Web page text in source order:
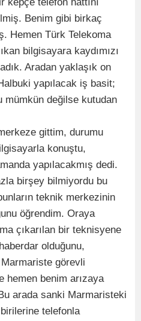
Benim gibi birkaç
Hemen Türk Telekoma
bilgisayara kaydımızı
Aradan yaklaşık on
yapılacak iş basit;
mümkün değilse kutudan
gittim, durumu
konuştu,
yapılacakmış dedi.
birşey bilmiyordu bu
teknik merkezinin
öğrendim. Oraya
çıkarılan bir teknisyene
olduğunu,
görevli
hemen benim arızaya
arada sanki Marmaristeki
telefonla